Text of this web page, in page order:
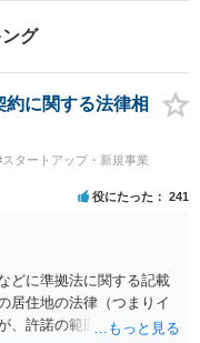
グ
に関する法律相
スタートアップ・新規事業
役にたった 241
どに準拠法に関する記載
居住地の法律（つまりイ
、許諾の範囲が日本国内